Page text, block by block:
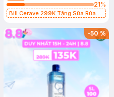
21%
Bill Cerave 299K Tặng Sữa Rửa
-50%